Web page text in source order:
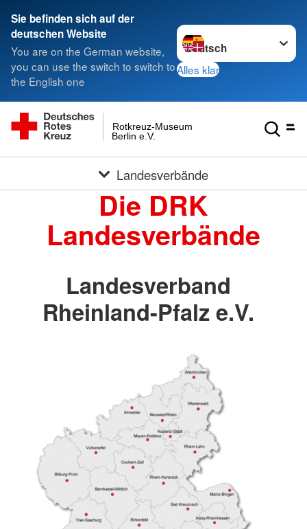
Sie befinden sich auf der
deutschen Website
You are on the German website,
you can use the switch to switch to
the English one
Sprache wechseln zu
Alles klar
Berlin e.V.
Rotkreuz-Museum
Landesverbände
Die DRK
Landesverbände
Landesverband
Rheinland-Pfalz e.V.